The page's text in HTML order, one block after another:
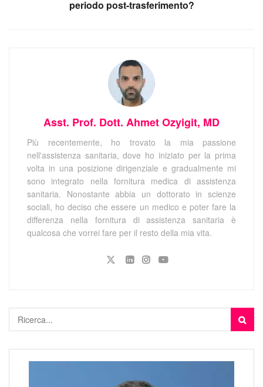
periodo post-trasferimento?
Asst. Prof. Dott. Ahmet Ozyigit, MD
Più recentemente, ho trovato la mia passione
nell'assistenza sanitaria, dove ho iniziato per la prima
volta in una posizione dirigenziale e gradualmente mi
sono integrato nella fornitura medica di assistenza
sanitaria. Nonostante abbia un dottorato in scienze
sociali, ho deciso che essere un medico e poter fare la
differenza nella fornitura di assistenza sanitaria è
qualcosa che vorrei fare per il resto della mia vita.